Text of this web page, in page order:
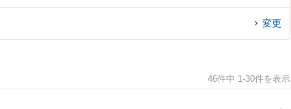
変更
46件中 1-30件を表示